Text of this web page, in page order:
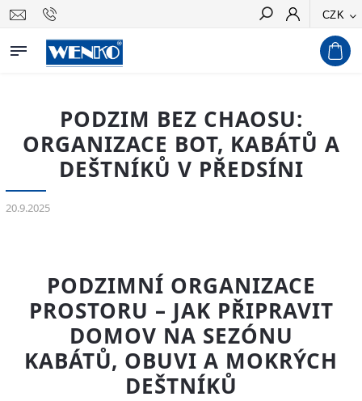
CZK
Hledat
PODZIM BEZ CHAOSU:
ORGANIZACE BOT, KABÁTŮ A
DEŠTNÍKŮ V PŘEDSÍNI
20.9.2025
PODZIMNÍ ORGANIZACE
PROSTORU – JAK PŘIPRAVIT
DOMOV NA SEZÓNU
KABÁTŮ, OBUVI A MOKRÝCH
DEŠTNÍKŮ